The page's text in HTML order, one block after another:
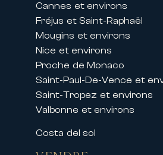
Cannes et environs
Fréjus et Saint-Raphaël
Mougins et environs
Nice et environs
Proche de Monaco
Saint-Paul-De-Vence et
Saint-Tropez et environs
Valbonne et environs
Costa del sol